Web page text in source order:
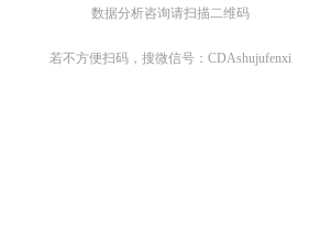
数据分析咨询请扫描二维码
若不方便扫码，搜微信号：CDAshujufenxi